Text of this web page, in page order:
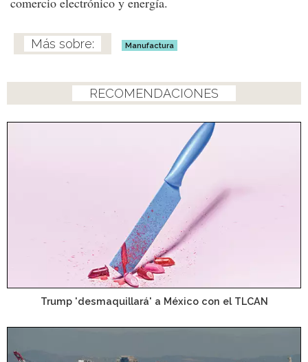
Manufactura
RECOMENDACIONES
Trump 'desmaquillará' a México con el TLCAN